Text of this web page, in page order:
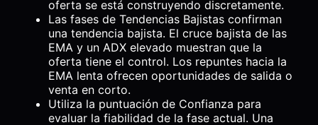
oferta se está construyendo discretamente.
Las fases de Tendencias Bajistas confirman
una tendencia bajista. El cruce bajista de las
EMA y un ADX elevado muestran que la
oferta tiene el control. Los repuntes hacia la
EMA lenta ofrecen oportunidades de salida o
venta en corto.
Utiliza la puntuación de Confianza para
evaluar la fiabilidad de la fase actual. Una